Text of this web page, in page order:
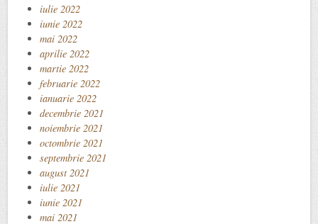
iulie 2022
iunie 2022
mai 2022
aprilie 2022
martie 2022
februarie 2022
ianuarie 2022
decembrie 2021
noiembrie 2021
octombrie 2021
septembrie 2021
august 2021
iulie 2021
iunie 2021
mai 2021